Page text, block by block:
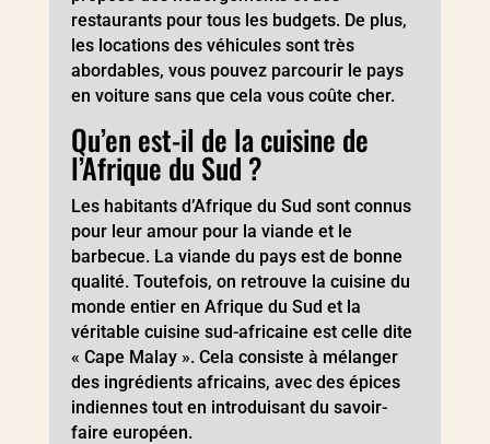
restaurants pour tous les budgets. De plus,
les locations des véhicules sont très
abordables, vous pouvez parcourir le pays
en voiture sans que cela vous coûte cher.
Qu’en est-il de la cuisine de
l’Afrique du Sud ?
Les habitants d’Afrique du Sud sont connus
pour leur amour pour la viande et le
barbecue. La viande du pays est de bonne
qualité. Toutefois, on retrouve la cuisine du
monde entier en Afrique du Sud et la
véritable cuisine sud-africaine est celle dite
« Cape Malay ». Cela consiste à mélanger
des ingrédients africains, avec des épices
indiennes tout en introduisant du savoir-
faire européen.